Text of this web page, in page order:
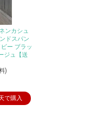
ンカシュ
ドスパン
ー ブラッ
ジュ【送
)
で購入